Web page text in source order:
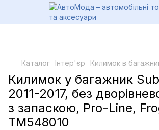
Каталог Інтер'єр Килимок в
Килимок у багажник
2011-2017, без
з запаскою, Pro-Line,
TM548010